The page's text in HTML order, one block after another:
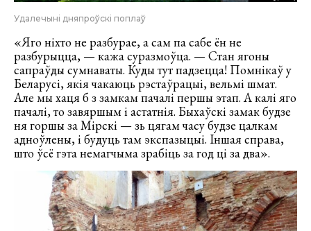
Удалечыні дняпроўскі поплаў
«Яго ніхто не разбурае, а сам па сабе ён не
разбурыцца, — кажа суразмоўца. — Стан ягоны
сапраўды сумнаваты. Куды тут падзецца! Помнікаў у
Беларусі, якія чакаюць рэстаўрацыі, вельмі шмат.
Але мы хаця б з замкам пачалі першы этап. А калі яго
пачалі, то завяршым і астатнія. Быхаўскі замак будзе
ня горшы за Мірскі — зь цягам часу будзе цалкам
адноўлены, і будуць там экспазыцыі. Іншая справа,
што ўсё гэта немагчыма зрабіць за год ці за два».